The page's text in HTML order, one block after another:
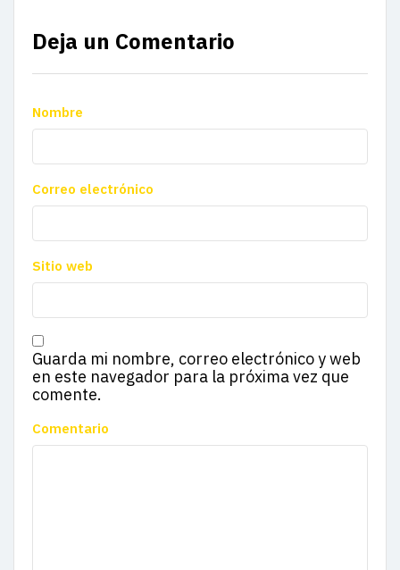
Deja un Comentario
Nombre
Correo electrónico
Sitio web
Guarda mi nombre, correo electrónico y web
en este navegador para la próxima vez que
comente.
Comentario